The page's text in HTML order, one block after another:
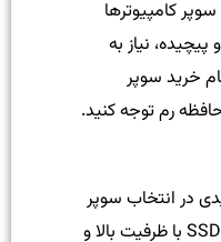
کامپیوترها
نیاز به
خرید سوپر
رم توجه کنید.
در انتخاب سوپر
کامپیوتر است. فضای ذخیره‌سازی SSD با ظرفیت بالا و